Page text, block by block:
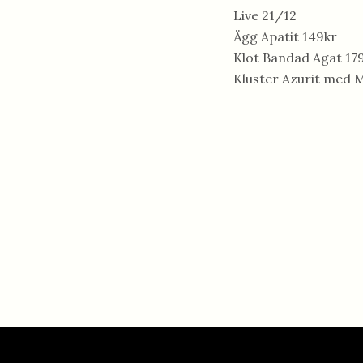
Live 21/12
Ägg Apatit 149kr
Klot Bandad Agat
Kluster Azurit med